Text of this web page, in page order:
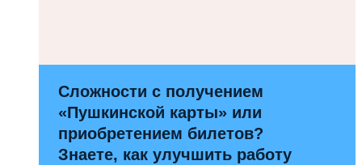
Сложности с получением
«Пушкинской карты» или
приобретением билетов?
Знаете, как улучшить работу